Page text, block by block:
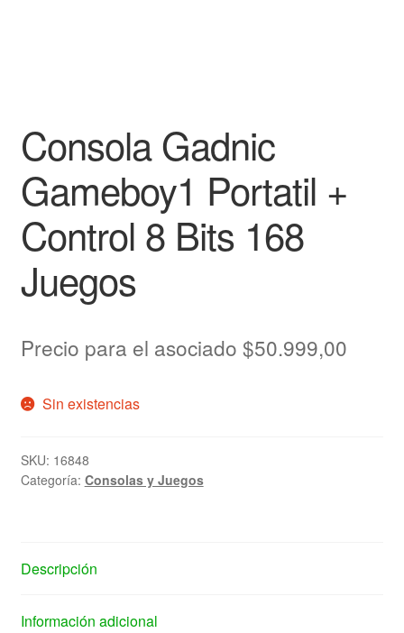
Consola Gadnic
Gameboy1 Portatil +
Control 8 Bits 168
Juegos
Precio para el asociado $50.999,00
Sin existencias
SKU: 16848
Categoría: Consolas y Juegos
Descripción
Información adicional